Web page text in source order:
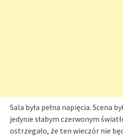
Sala była pełna napięcia. Scena
jedynie słabym czerwonym
ostrzegało, że ten wieczór nie